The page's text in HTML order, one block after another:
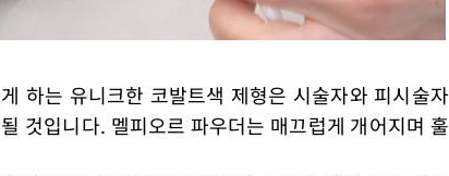
하는 유니크한 코발트색 제형은 시술자와 피시술자
것입니다. 멜피오르 파우더는 매끄럽게 개어지며 훌